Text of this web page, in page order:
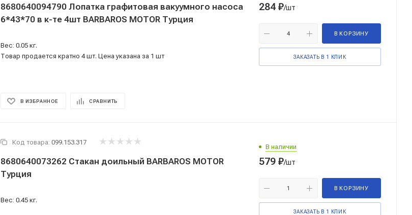
8680640094790 Лопатка графитовая вакуумного насоса
6*43*70 в к-те 4шт BARBAROS MOTOR Турция
Вес: 0.05 кг.
Товар продается кратно 4 шт. Цена указана за 1 шт
В ИЗБРАННОЕ СРАВНИТЬ
284 ₽/шт
В КОРЗИНУ
ЗАКАЗАТЬ В 1 КЛИК
Код товара: 099.153.317
8680640073262 Стакан доильный BARBAROS MOTOR
Турция
Вес: 0.45 кг.
В наличии
579 ₽/шт
В КОРЗИНУ
ЗАКАЗАТЬ В 1 КЛИК